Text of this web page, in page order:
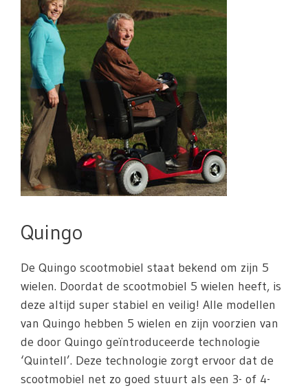
Quingo
De Quingo scootmobiel staat bekend om zijn 5
wielen. Doordat de scootmobiel 5 wielen heeft, is
deze altijd super stabiel en veilig! Alle modellen
van Quingo hebben 5 wielen en zijn voorzien van
de door Quingo geïntroduceerde technologie
‘Quintell’. Deze technologie zorgt ervoor dat de
scootmobiel net zo goed stuurt als een 3- of 4-